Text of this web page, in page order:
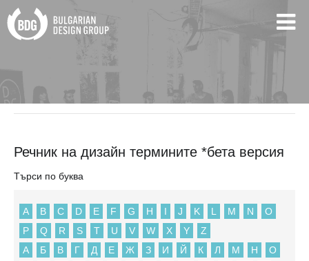
Речник на дизайн термините *бета версия
Търси по буква
A B C D E F G H I J K L M N
O
P
Q R S T U V W X Y
Z
А
Б В Г Д Е Ж З И Й К Л М Н
О